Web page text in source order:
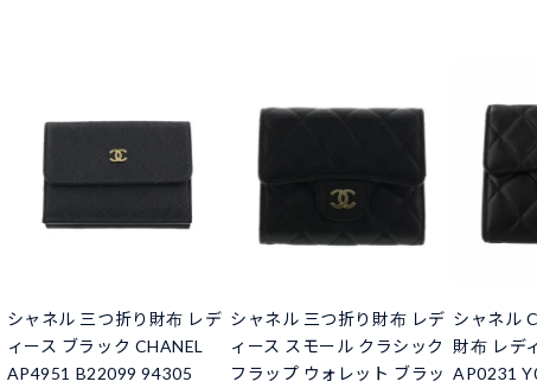
シャネル 三つ折り財布 レデ
ィース ブラック CHANEL
AP4951 B22099 94305
シャネル 三つ折り財布 レデ
ィース スモール クラシック
フラップ ウォレット ブラッ
シャネル
財布 レデ
AP0231